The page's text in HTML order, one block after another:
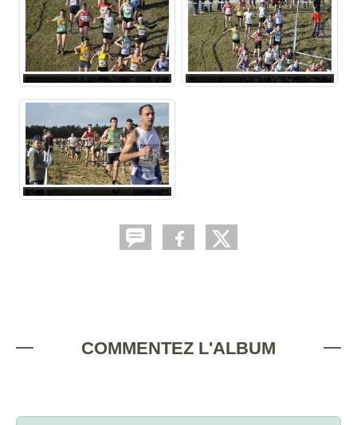
COMMENTEZ L'ALBUM